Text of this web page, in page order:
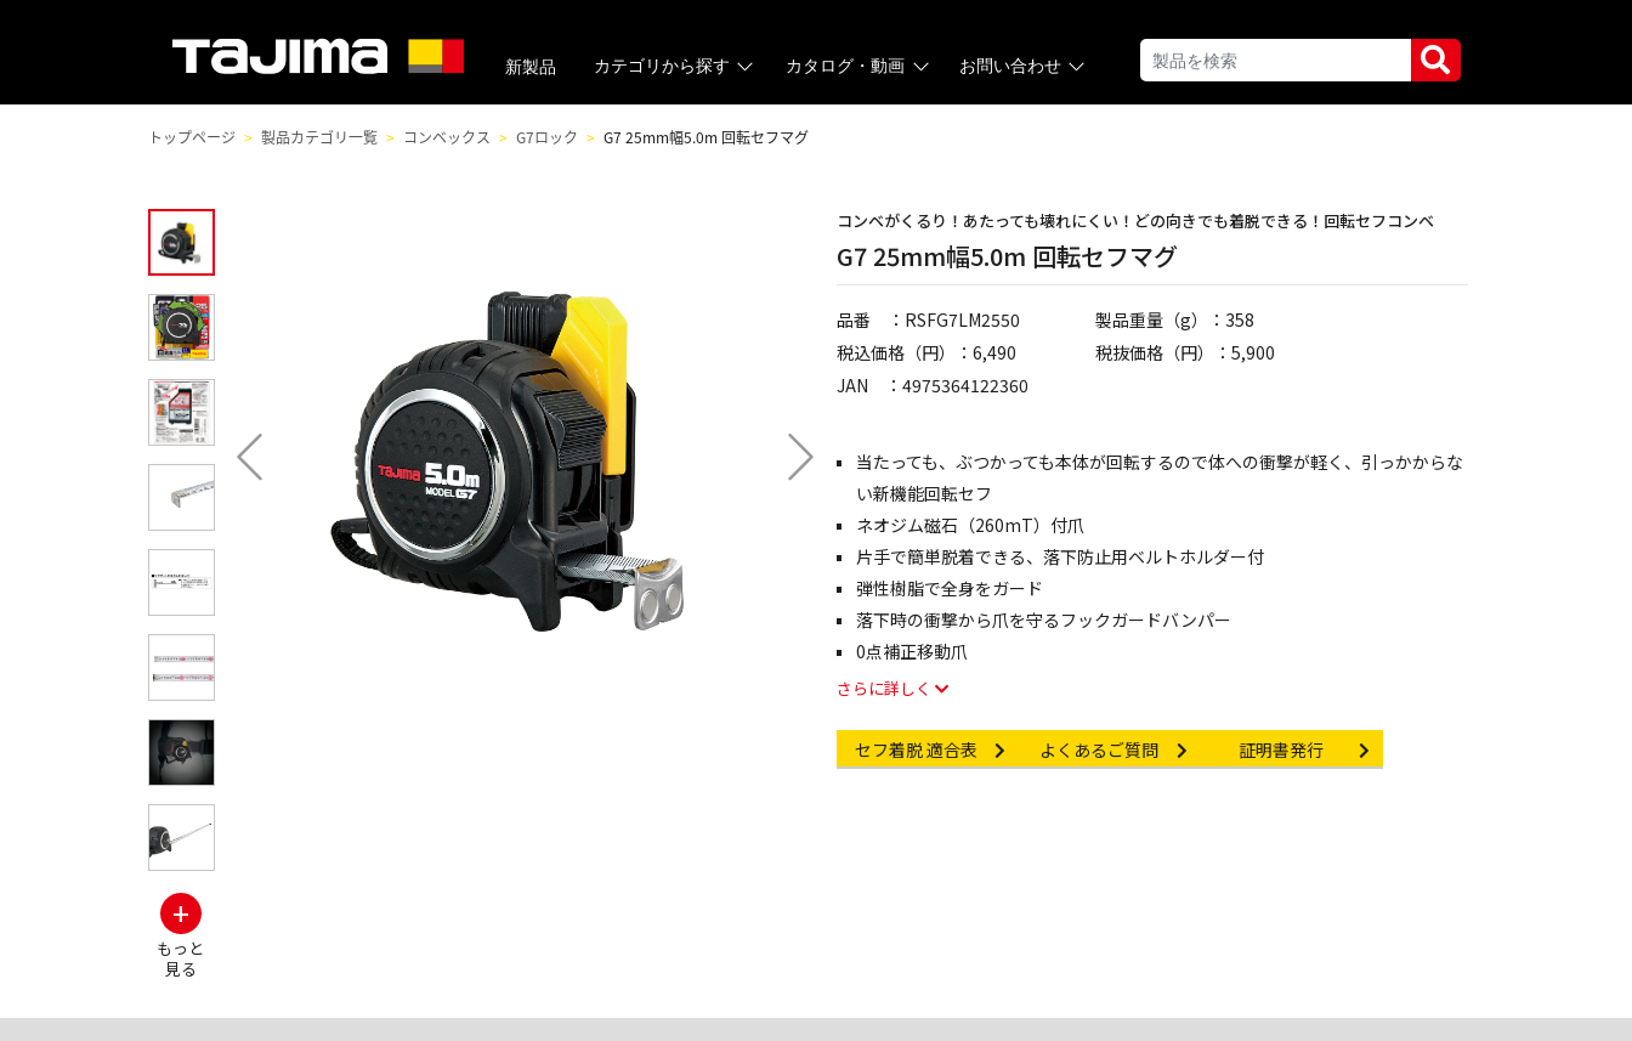
新製品 カテゴリから探す カタログ・動画 お問い合わせ
トップページ 製品カテゴリ一覧 コンベックス G7ロック G7 25mm幅5.0m 回転セフマグ
+
もっと
見る
コンベがくるり！あたっても壊れにくい！どの向きでも着脱できる！回転セフコンベ
G7 25mm幅5.0m 回転セフマグ
品番 ：RSFG7LM2550
製品重量（g）：358
税込価格（円）：6,490
税抜価格（円）：5,900
JAN ：4975364122360
当たっても、ぶつかっても本体が回転するので体への衝撃が軽く、引っかからな
い新機能回転セフ
ネオジム磁石（260mT）付爪
片手で簡単脱着できる、落下防止用ベルトホルダー付
弾性樹脂で全身をガード
落下時の衝撃から爪を守るフックガードバンパー
0点補正移動爪
さらに詳しく
Other link
セフ着脱 適合表 Other link
よくあるご質問 Certificate Issuance
証明書発行